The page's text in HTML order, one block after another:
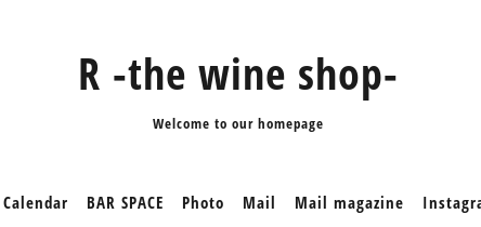
R -the wine shop-
Welcome to our homepage
Calendar BAR SPACE Photo Mail Mail magazine